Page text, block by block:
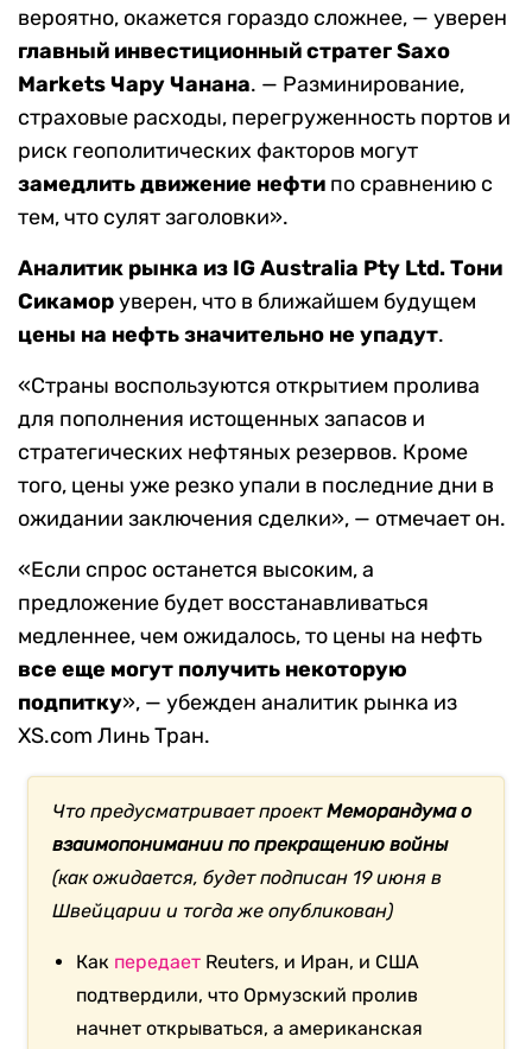
вероятно, окажется гораздо сложнее, — уверен
главный инвестиционный стратег Saxo
Markets Чару Чанана. — Разминирование,
страховые расходы, перегруженность портов и
риск геополитических факторов могут
замедлить движение нефти по сравнению с
тем, что сулят заголовки».
Аналитик рынка из IG Australia Pty Ltd. Тони
Сикаморуверен, что в ближайшем будущем
цены на нефть значительно не упадут.
«Страны воспользуются открытием пролива
для пополнения истощенных запасов и
стратегических нефтяных резервов. Кроме
того, цены уже резко упали в последние дни в
ожидании заключения сделки», — отмечает он.
«Если спрос останется высоким, а
предложение будет восстанавливаться
медленнее, чем ожидалось, то цены на нефть
все еще могут получить некоторую
подпитку», — убежден аналитик рынка из
XS.com Линь Тран.
Что предусматривает проектМеморандума о
взаимопонимании по прекращению войны
(как ожидается, будет подписан 19 июня в
Швейцарии и тогда же опубликован)
Как передает Reuters, и Иран, и США
подтвердили, что Ормузский пролив
начнет открываться, а американская